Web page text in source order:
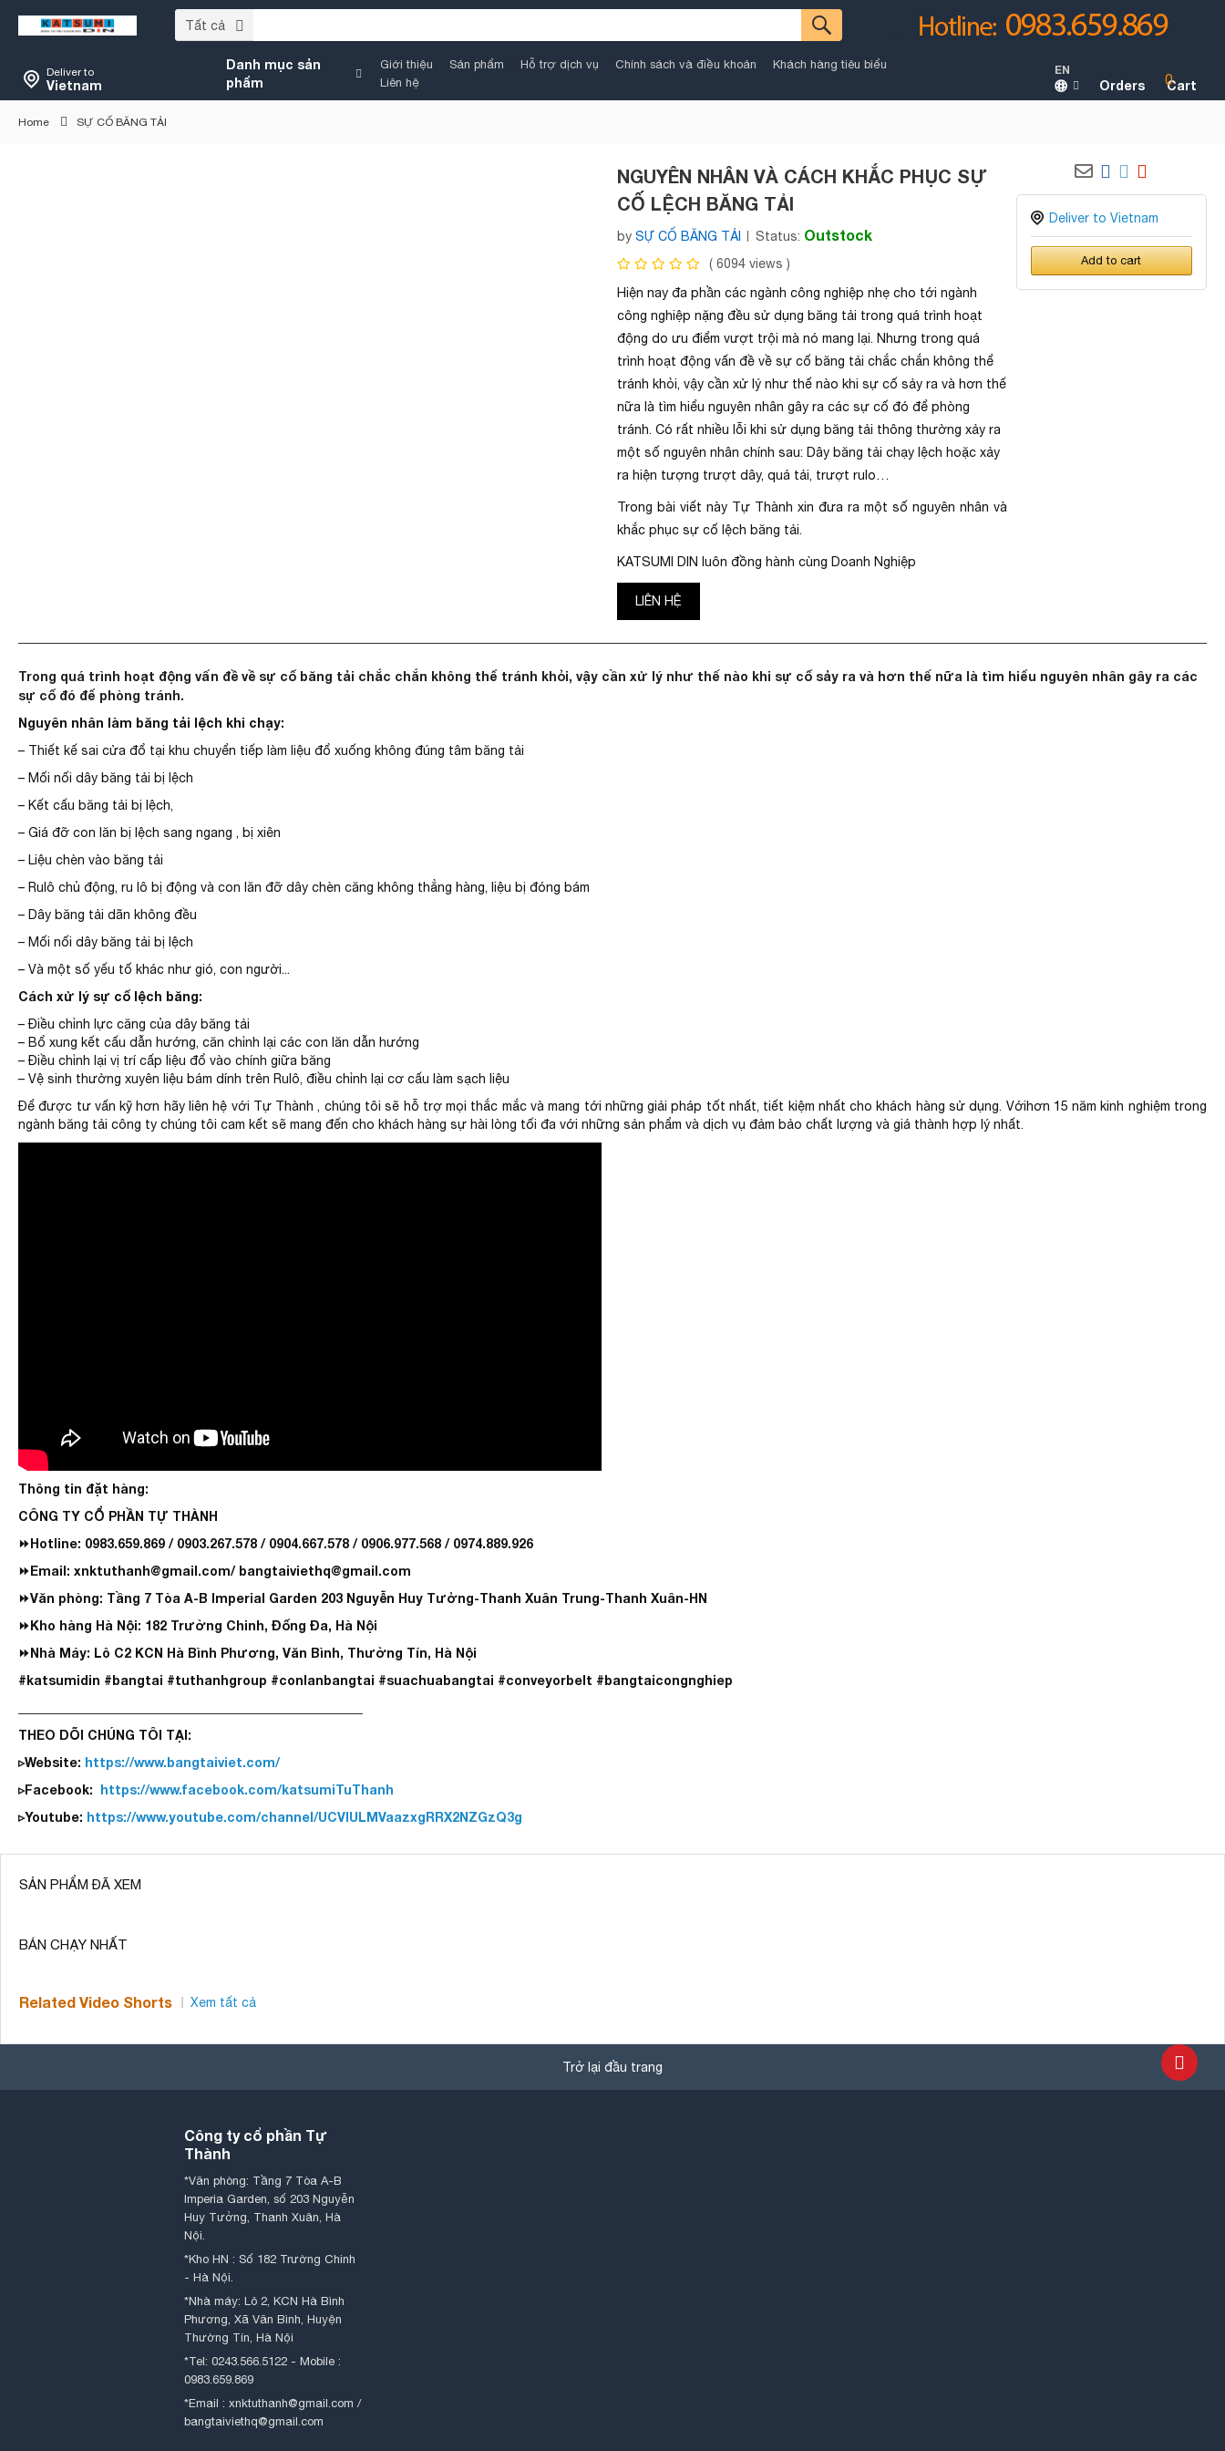
Tất cả
Deliver to
Vietnam
Danh mục sản
phẩm
Giới thiệu Sản phẩm Hỗ trợ dịch vụ Chính sách và điều khoản
Khách hàng tiêu biểu
Liên hệ
EN
Orders 0
Cart
Home SỰ CỐ BĂNG TẢI
NGUYÊN NHÂN VÀ CÁCH KHẮC PHỤC SỰ
CỐ LỆCH BĂNG TẢI
by SỰ CỐ BĂNG TẢI Status: Outstock
( 6094 views )
Hiện nay đa phần các ngành công nghiệp nhẹ cho tới ngành
công nghiệp nặng đều sử dụng băng tải trong quá trình hoạt
động do ưu điểm vượt trội mà nó mang lại. Nhưng trong quá
trình hoạt động vấn đề về sự cố băng tải chắc chắn không thể
tránh khỏi, vậy cần xử lý như thế nào khi sự cố sảy ra và hơn thế
nữa là tìm hiểu nguyên nhân gây ra các sự cố đó để phòng
tránh. Có rất nhiều lỗi khi sử dụng băng tải thông thường xảy ra
một số nguyên nhân chính sau: Dây băng tải chạy lệch hoặc xảy
ra hiện tượng trượt dây, quá tải, trượt rulo…
Trong bài viết này Tự Thành xin đưa ra một số nguyên nhân và
khắc phục sự cố lệch băng tải.
KATSUMI DIN luôn đồng hành cùng Doanh Nghiệp
LIÊN HỆ
Deliver to Vietnam
Add to cart
Trong quá trình hoạt động vấn đề về sự cố băng tải chắc chắn không thể tránh khỏi, vậy cần xử lý như thế nào khi sự cố sảy ra và hơn thế nữa là tìm hiểu nguyên nhân gây ra các
sự cố đó để phòng tránh.
Nguyên nhân làm băng tải lệch khi chạy:
– Thiết kế sai cửa đổ tại khu chuyển tiếp làm liệu đổ xuống không đúng tâm băng tải
– Mối nối dây băng tải bị lệch
– Kết cấu băng tải bị lệch,
– Giá đỡ con lăn bị lệch sang ngang , bị xiên
– Liệu chèn vào băng tải
– Rulô chủ động, ru lô bị động và con lăn đỡ dây chèn căng không thẳng hàng, liệu bị đóng bám
– Dây băng tải dãn không đều
– Mối nối dây băng tải bị lệch
– Và một số yếu tố khác như gió, con người...
Cách xử lý sự cố lệch băng:
– Điều chỉnh lực căng của dây băng tải
– Bổ xung kết cấu dẫn hướng, căn chỉnh lại các con lăn dẫn hướng
– Điều chỉnh lại vị trí cấp liệu đổ vào chính giữa băng
– Vệ sinh thường xuyên liệu bám dính trên Rulô, điều chỉnh lại cơ cấu làm sạch liệu
Để được tư vấn kỹ hơn hãy liên hệ với Tự Thành , chúng tôi sẽ hỗ trợ mọi thắc mắc và mang tới những giải pháp tốt nhất, tiết kiệm nhất cho khách hàng sử dụng. Vớihơn 15 năm kinh nghiệm trong
ngành băng tải công ty chúng tôi cam kết sẽ mang đến cho khách hàng sự hài lòng tối đa với những sản phẩm và dịch vụ đảm bảo chất lượng và giá thành hợp lý nhất.
Thông tin đặt hàng:
CÔNG TY CỔ PHẦN TỰ THÀNH
⏩Hotline: 0983.659.869 / 0903.267.578 / 0904.667.578 / 0906.977.568 / 0974.889.926
⏩Email: xnktuthanh@gmail.com/ bangtaiviethq@gmail.com
⏩Văn phòng: Tầng 7 Tòa A-B Imperial Garden 203 Nguyễn Huy Tưởng-Thanh Xuân Trung-Thanh Xuân-HN
⏩Kho hàng Hà Nội: 182 Trường Chinh, Đống Đa, Hà Nội
⏩Nhà Máy: Lô C2 KCN Hà Bình Phương, Văn Bình, Thường Tín, Hà Nội
#katsumidin #bangtai #tuthanhgroup #conlanbangtai #suachuabangtai #conveyorbelt #bangtaicongnghiep
THEO DÕI CHÚNG TÔI TẠI:
▹Website: https://www.bangtaiviet.com/
▹Facebook: https://www.facebook.com/katsumiTuThanh
▹Youtube: https://www.youtube.com/channel/UCVlULMVaazxgRRX2NZGzQ3g
SẢN PHẨM ĐÃ XEM
BÁN CHẠY NHẤT
Related Video Shorts Xem tất cả
Trở lại đầu trang
Công ty cổ phần Tự
Thành
*Văn phòng: Tầng 7 Tòa A-B
Imperia Garden, số 203 Nguyễn
Huy Tưởng, Thanh Xuân, Hà
Nội.
*Kho HN : Số 182 Trường Chinh
- Hà Nội.
*Nhà máy: Lô 2, KCN Hà Bình
Phương, Xã Văn Bình, Huyện
Thường Tín, Hà Nội
*Tel: 0243.566.5122 - Mobile :
0983.659.869
*Email : xnktuthanh@gmail.com /
bangtaiviethq@gmail.com